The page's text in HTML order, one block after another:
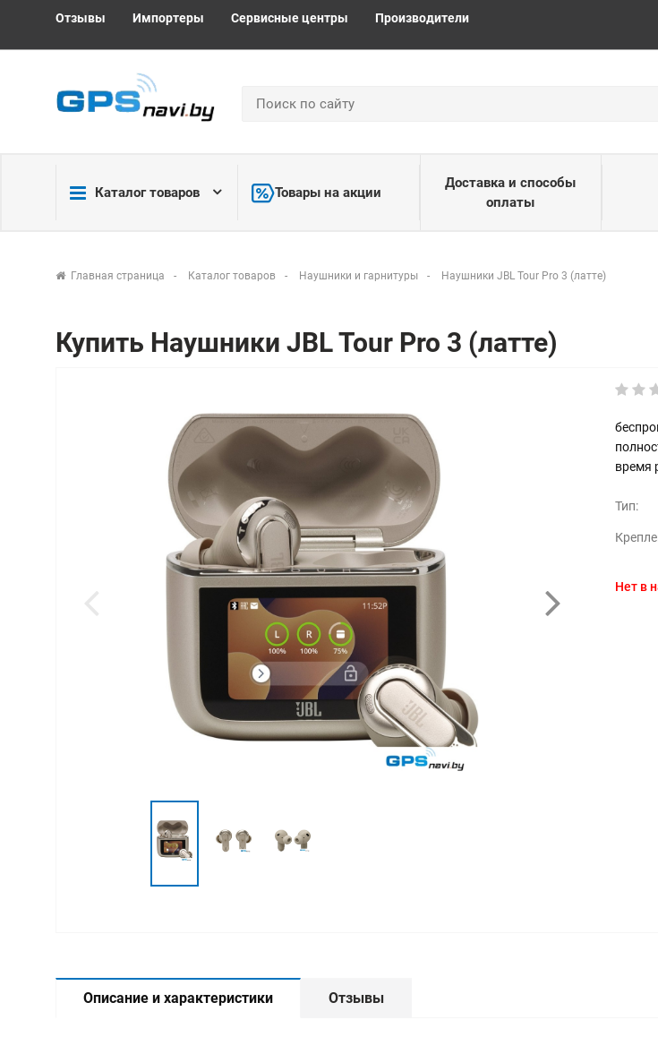
Отзывы Импортеры Сервисные центры Производители
Каталог товаров Товары на акции
Доставка и способы
оплаты
Главная страница Каталог товаров Наушники и гарнитуры Наушники JBL Tour Pro 3 (латте)
Купить Наушники JBL Tour Pro 3 (латте)
время
Тип:
Нет в
Описание и характеристики Отзывы